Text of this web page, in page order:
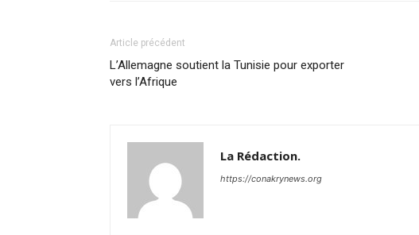
Article précédent
L’Allemagne soutient la Tunisie pour exporter
vers l’Afrique
La Rédaction.
https://conakrynews.org